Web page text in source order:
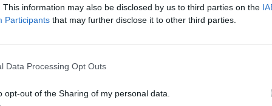
This information may also be disclosed by us to third parties on the
Participants that may further disclose it to other third parties.
Data Processing Opt Outs
opt-out of the Sharing of my personal data.
e un gusto leggermente dolce che sta
saziante, quindi perfetta anche quando
durante la giornata.